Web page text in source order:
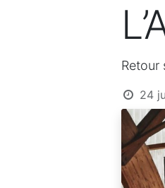
Retour
24